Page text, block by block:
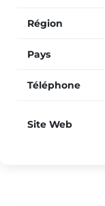
Région
Pays
Téléphone
Site Web